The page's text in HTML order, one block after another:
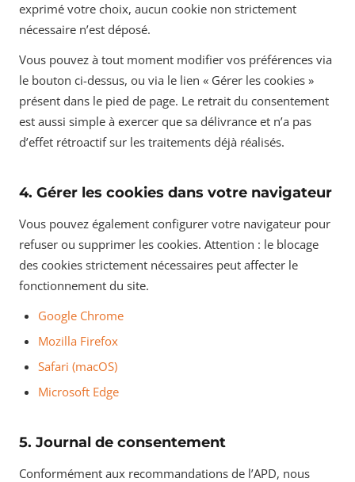
exprimé votre choix, aucun cookie non strictement
nécessaire n’est déposé.
Vous pouvez à tout moment modifier vos préférences via
le bouton ci-dessus, ou via le lien « Gérer les cookies »
présent dans le pied de page. Le retrait du consentement
est aussi simple à exercer que sa délivrance et n’a pas
d’effet rétroactif sur les traitements déjà réalisés.
4. Gérer les cookies dans votre navigateur
Vous pouvez également configurer votre navigateur pour
refuser ou supprimer les cookies. Attention : le blocage
des cookies strictement nécessaires peut affecter le
fonctionnement du site.
Google Chrome
Mozilla Firefox
Safari (macOS)
Microsoft Edge
5. Journal de consentement
Conformément aux recommandations de l’APD, nous